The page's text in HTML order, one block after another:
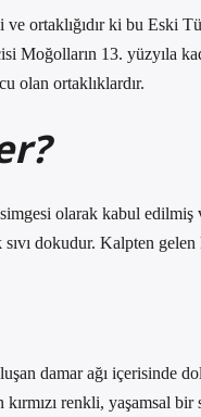
ortaklığıdır ki bu Eski
Moğolların 13. yüzyıla
olan ortaklıklardır.
olarak kabul
dokudur. Kalpten gelen
damar ağı içerisinde
renkli, yaşamsal bir